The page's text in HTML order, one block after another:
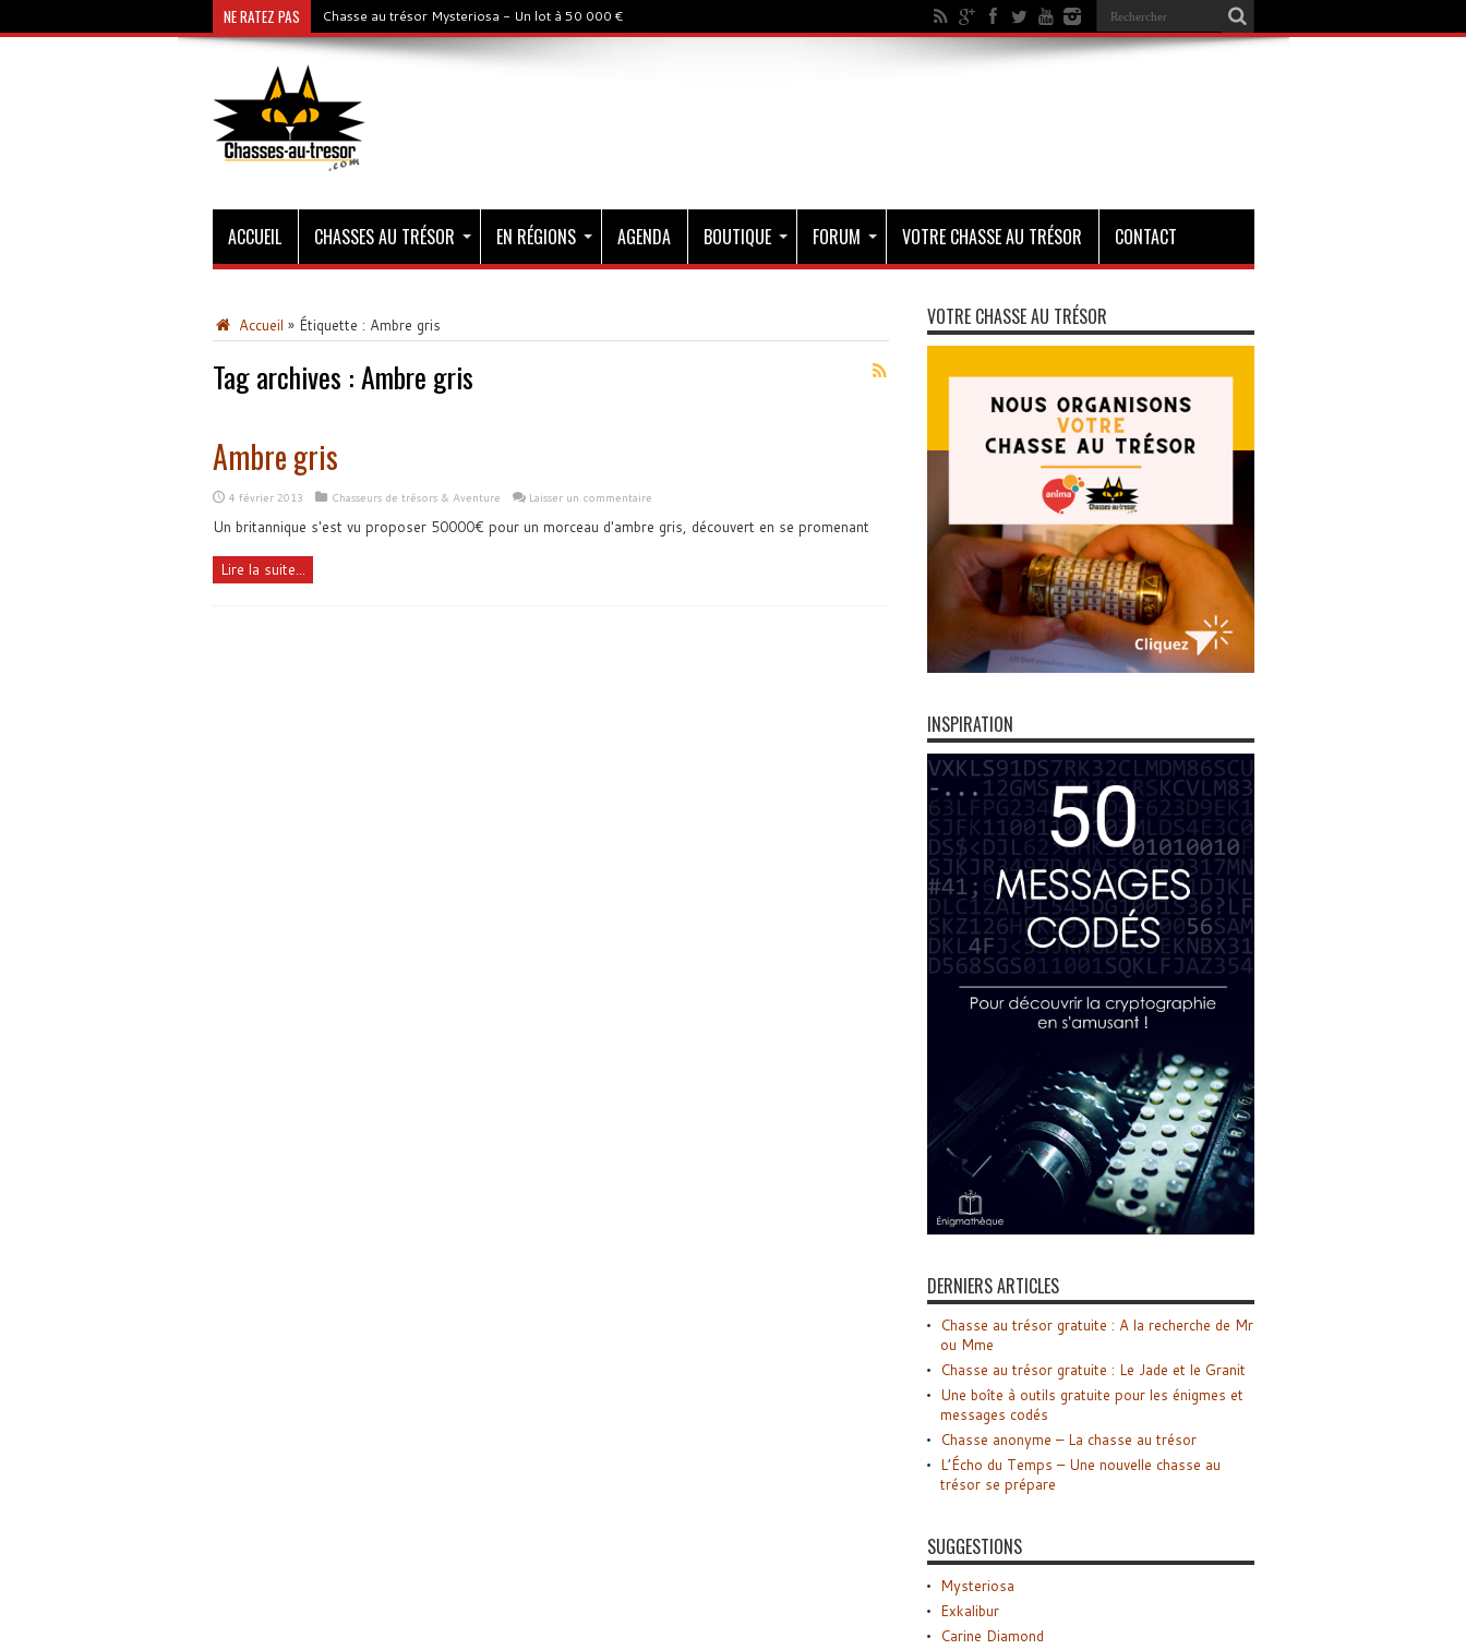
NE RATEZ PAS Chasse au trésor Gold & Crystal - 500 000$
ACCUEIL CHASSES AU TRÉSOR EN RÉGIONS AGENDA BOUTIQUE FORUM VOTRE CHASSE AU TRÉSOR CONTACT
Accueil » Étiquette : Ambre gris
Tag archives :Ambre gris
Ambre gris
4 février 2013 Chasseurs de trésors & Aventure Laisser un commentaire
Un britannique s'est vu proposer 50000€ pour un morceau d'ambre gris, découvert en se promenant
Lire la suite...
VOTRE CHASSE AU TRÉSOR
INSPIRATION
DERNIERS ARTICLES
Chasse au trésor gratuite : A la recherche de Mr
ou Mme
Chasse au trésor gratuite : Le Jade et le Granit
Une boîte à outils gratuite pour les énigmes et
messages codés
Chasse anonyme – La chasse au trésor
L’Écho du Temps – Une nouvelle chasse au
trésor se prépare
SUGGESTIONS
Mysteriosa
Exkalibur
Carine Diamond